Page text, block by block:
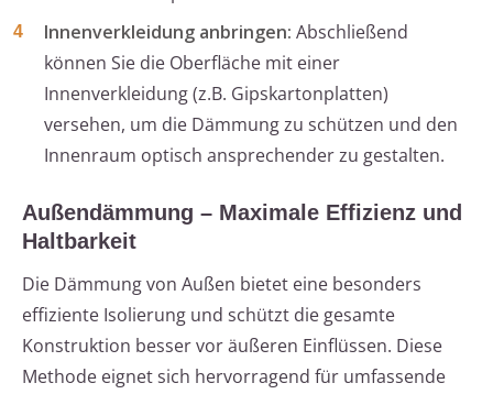
Innenverkleidung anbringen: Abschließend
können Sie die Oberfläche mit einer
Innenverkleidung (z.B. Gipskartonplatten)
versehen, um die Dämmung zu schützen und den
Innenraum optisch ansprechender zu gestalten.
Außendämmung – Maximale Effizienz und
Haltbarkeit
Die Dämmung von Außen bietet eine besonders
effiziente Isolierung und schützt die gesamte
Konstruktion besser vor äußeren Einflüssen. Diese
Methode eignet sich hervorragend für umfassende